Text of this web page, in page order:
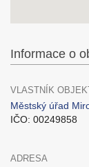
Informace o
VLASTNÍK
Městský úřad
IČO: 00249858
ADRESA